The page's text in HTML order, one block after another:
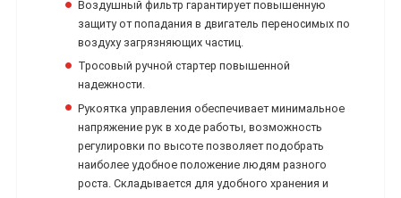
Воздушный фильтр гарантирует повышенную
защиту от попадания в двигатель переносимых по
воздуху загрязняющих частиц.
Тросовый ручной стартер повышенной
надежности.
Рукоятка управления обеспечивает минимальное
напряжение рук в ходе работы, возможность
регулировки по высоте позволяет подобрать
наиболее удобное положение людям разного
роста. Складывается для удобного хранения и